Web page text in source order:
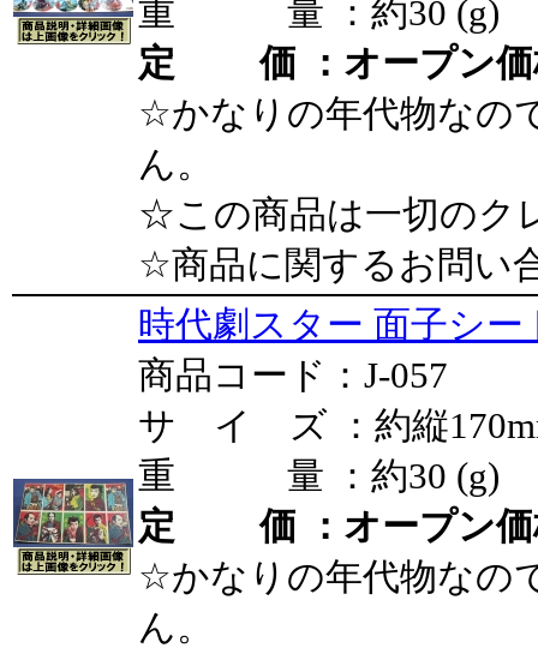
重 量 ：約30 (g)
定 価 ：オープン価
☆かなりの年代物なの
ん。
☆この商品は一切のク
☆商品に関するお問い
時代劇スター 面子シー
商品コード：J-057
サ イ ズ ：約縦
重 量 ：約30 (g)
定 価 ：オープン価
☆かなりの年代物なの
ん。